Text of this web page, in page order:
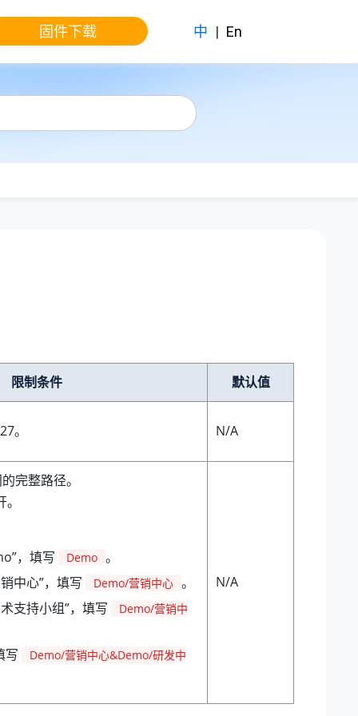
固件下载 中 | En
限制条件 默认值
。 N/A
完整路径。
，填写 Demo 。
中心”，填写
Demo/营销中心 。
支持小组”，填写
Demo/营销中
写 Demo/营销中心&Demo/研发中
N/A